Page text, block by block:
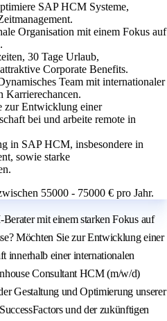
SAP HCM Systeme,
Organisation mit einem Fokus auf
30 Tage Urlaub,
Corporate Benefits.
Team mit internationaler
Karrierechancen.
zur Entwicklung einer
bei und arbeite remote in
in SAP HCM, insbesondere in
sowie starke
55000 - 75000 € pro Jahr.
mit einem starken Fokus auf
Möchten Sie zur Entwicklung einer
innerhalb einer internationalen
Consultant HCM (m/w/d)
Gestaltung und Optimierung unserer
und der zukünftigen